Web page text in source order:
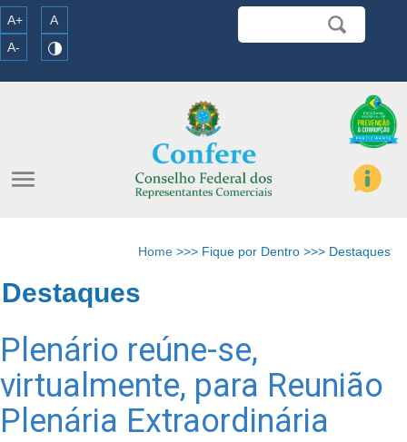
A+
A
A-
menu
Home >>> Fique por Dentro >>> Destaques
Destaques
Plenário reúne-se,
virtualmente, para Reunião
Plenária Extraordinária